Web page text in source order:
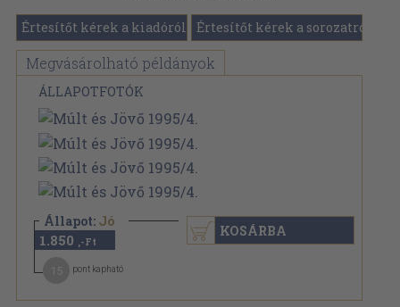
Értesítőt kérek a kiadóról Értesítőt kérek a sorozatról
Megvásárolható példányok
ÁLLAPOTFOTÓK
Állapot: Jó
1.850 ,-Ft
pont kapható
KOSÁRBA